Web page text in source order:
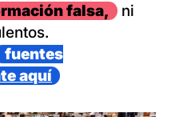
falsa,
ni
fuentes
aquí